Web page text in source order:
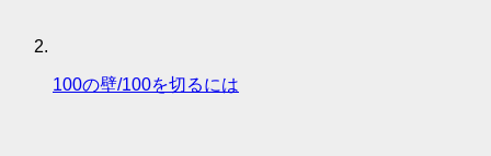
100の壁/100を切るには